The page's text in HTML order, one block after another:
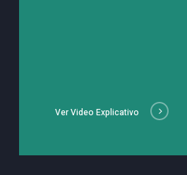
Ver Video Explicativo